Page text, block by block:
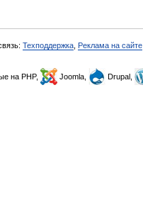
Техподдержка Реклама на сайте
на PHP, Joomla, Drupal,